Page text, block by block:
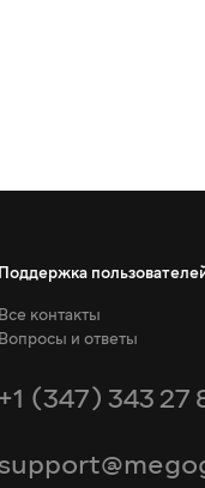
Поддержка
Все контакты
Вопросы и ответы
+1 (347) 343 27